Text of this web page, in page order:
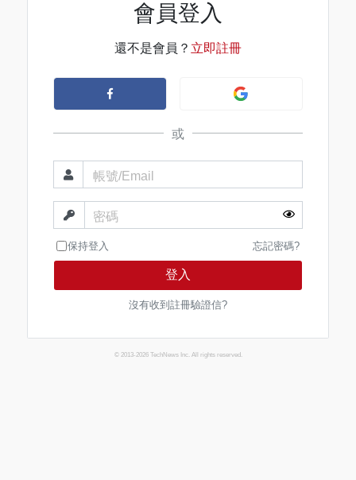
會員登入
還不是會員？ 立即註冊
或
帳號/Email
密碼
保持登入 忘記密碼?
登入
沒有收到註冊驗證信?
© 2013-2026 TechNews Inc. All rights reserved.